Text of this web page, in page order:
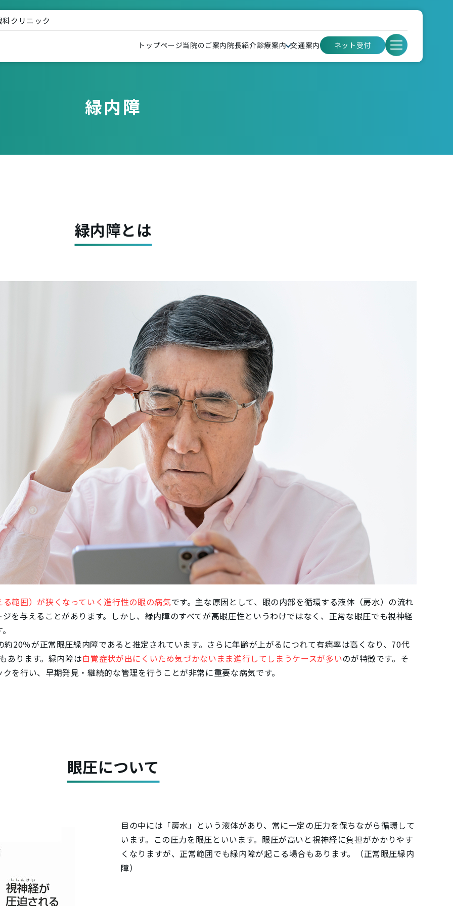
クリニック
トップページ当院のご案内院長紹介診療案内 交通案内 ネット受付
緑内障
緑内障とは
範囲）が狭くなっていく進行性の眼の病気です。主な原因として、眼の内部を循環する液体（房水）の流れ
を与えることがあります。しかし、緑内障のすべてが高眼圧性というわけではなく、正常な眼圧でも視神経
20％が正常眼圧緑内障であると推定されています。さらに年齢が上がるにつれて有病率は高くなり、70代
あります。緑内障は自覚症状が出にくいため気づかないまま進行してしまうケースが多いのが特徴です。そ
を行い、早期発見・継続的な管理を行うことが非常に重要な病気です。
眼圧について
目の中には「房水」という液体があり、常に一定の圧力を保ちながら循環して
います。この圧力を眼圧といいます。眼圧が高いと視神経に負担がかかりやす
くなりますが、正常範囲でも緑内障が起こる場合もあります。（正常眼圧緑内
障）